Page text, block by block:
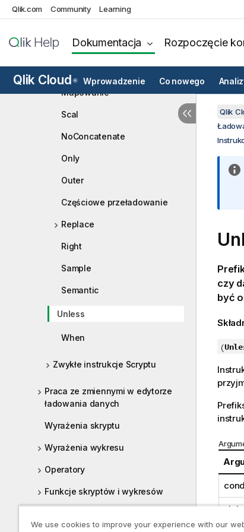
Qlik.com Community Learning
Dokumentacja Rozpoczęcie
Qlik Cloud ® Wprowadzenie Co nowego
IntervalMatch
Keep
Mapowanie
Scal
NoConcatenate
Only
Outer
Częściowe przeładowanie
Replace
Right
Sample
Semantic
Unless
When
Zwykłe instrukcje Scryptu
Praca ze zmiennymi w edytorze
ładowania danych
Wyrażenia skryptu
Wyrażenia wykresu
Operatory
Funkcje skryptów i wykresów
Qlik
czy
być
(
We use cookies to improve your experience with our